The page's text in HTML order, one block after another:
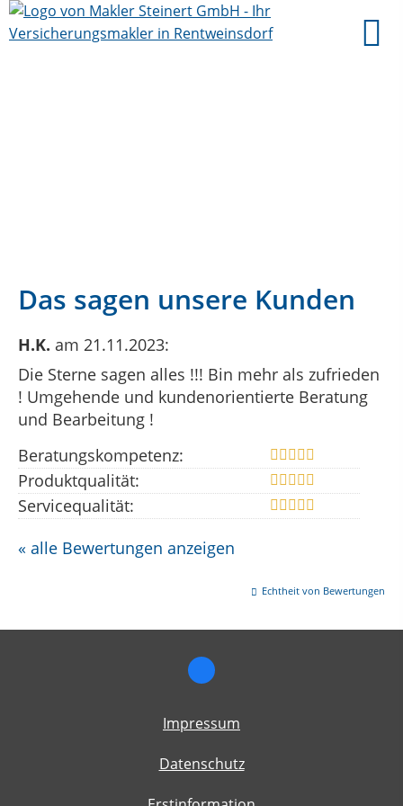
Das sagen unsere Kunden
H.K. am 21.11.2023:
Die Sterne sagen alles !!! Bin mehr als zufrieden
! Umgehende und kundenorientierte Beratung
und Bearbeitung !
Beratungskompetenz:
Produktqualität:
Servicequalität:
« alle Bewertungen anzeigen
Echtheit von Bewertungen
Impressum
Datenschutz